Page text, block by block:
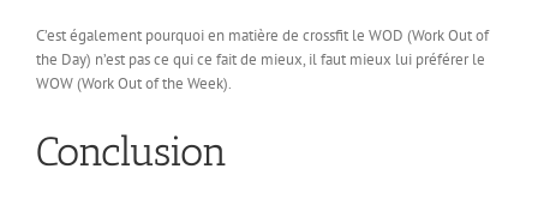
C’est également pourquoi en matière de crossfit le WOD (Work Out of
the Day) n’est pas ce qui ce fait de mieux, il faut mieux lui préférer le
WOW (Work Out of the Week).
Conclusion